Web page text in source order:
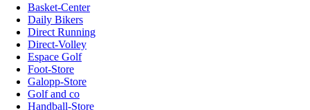
Basket-Center
Daily Bikers
Direct Running
Direct-Volley
Espace Golf
Foot-Store
Galopp-Store
Golf and co
Handball-Store